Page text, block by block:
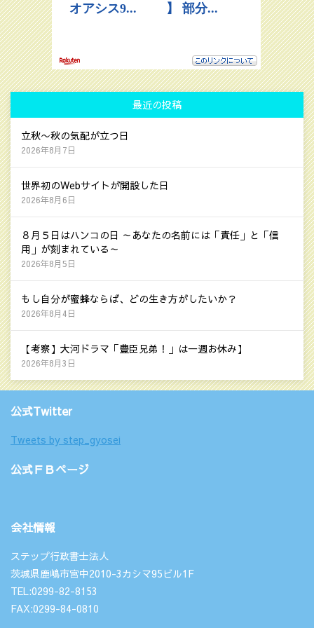
最近の投稿
立秋〜秋の気配が立つ日
2026年8月7日
世界初のWebサイトが開設した日
2026年8月6日
８月５日はハンコの日 ～あなたの名前には「責任」と「信
用」が刻まれている～
2026年8月5日
もし自分が蜜蜂ならば、どの生き方がしたいか？
2026年8月4日
【考察】大河ドラマ「豊臣兄弟！」は一週お休み】
2026年8月3日
公式Twitter
Tweets by step_gyosei
公式ＦＢページ
会社情報
ステップ行政書士法人
茨城県鹿嶋市宮中2010-3カシマ95ビル1F
TEL:0299-82-8153
FAX:0299-84-0810